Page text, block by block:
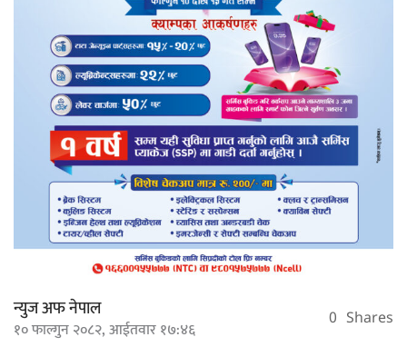
न्युज अफ नेपाल
१० फाल्गुन २०८२, आईतवार १७:४६ 0 Shares